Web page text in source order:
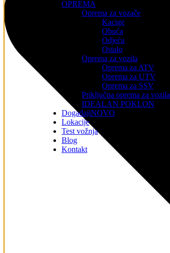
OPREMA
Oprema za vozače
Kacige
Obuća
Odjeća
Ostalo
Oprema za vozila
Oprema za ATV
Oprema za UTV
Oprema za SSV
Priključna oprema za vozila
IDEALAN POKLON
DogađajiNOVO
Lokacije
Test vožnja
Blog
Kontakt